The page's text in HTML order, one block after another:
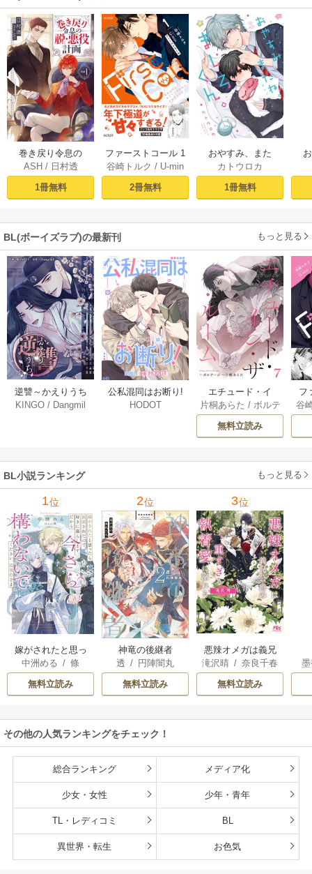
巻き戻り令息の
脱・悪役計画１
ASH / 日村透
1冊無料
ファーストコール 1
～童貞外科医、年
下ヤクザの嫁にさ
れそうです！～
ア限定描き下ろし
谷崎トルク / U-min
2冊無料
おやすみ、また
ね。ましろくん。
【電子限定漫画付
き】
カトウロカ
1冊無料
BL(ボーイズラブ)の最新刊 もっと見る
逆讐～かえりうち
～【タテヨミ】 36
KINGO / Dangmil
公私混同はお断り!
【タテヨミ】 67巻
HODOT
エチュード・イ
ン・ザ・ルーム[Blu
Mellow] 7巻
片桐あらた / ボルテ
ージ
無料立読み
フ
～
ア
谷
BL小説ランキング もっと見る
1位
嫁がされたと思っ
たら放置されたの
で、好きに暮らし
ます。だから今さ
さい、辺境伯さま
中洲める /條
無料立読み
2位
神竜の後継者
透 / 円陣闇丸
無料立読み
3位
悪辣オメガは義兄
公爵の重すぎる執
着愛に溺れる
滝沢晴 /奈良千春
無料立読み
その他の人気ランキングをチェック！
総合ランキング メディア化
少女・女性 少年・青年
TL・レディコミ BL
異世界・転生 お色気